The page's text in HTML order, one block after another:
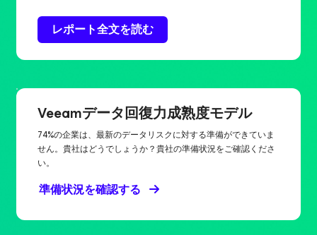
レポート全文を読む
Veeamデータ回復力成熟度モデル
74%の企業は、最新のデータリスクに対する準備ができていま
せん。貴社はどうでしょうか？貴社の準備状況をご確認くださ
い。
準備状況を確認する